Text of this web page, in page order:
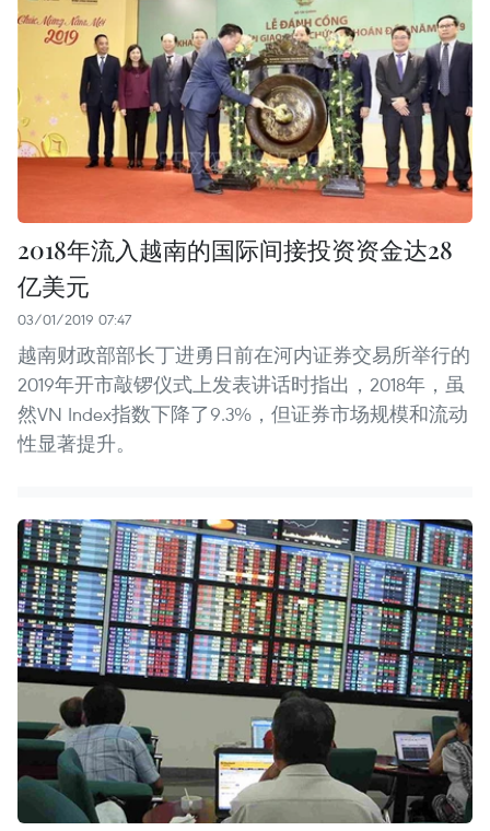
2018年流入越南的国际间接投资资金达28
亿美元
03/01/2019 07:47
越南财政部部长丁进勇日前在河内证券交易所举行的
2019年开市敲锣仪式上发表讲话时指出，2018年，虽
然VN Index指数下降了9.3%，但证券市场规模和流动
性显著提升。